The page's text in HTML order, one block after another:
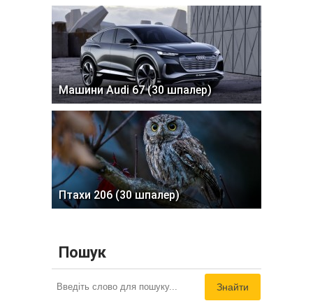
Машини Audi 67 (30 шпалер)
Птахи 206 (30 шпалер)
Пошук
Знайти